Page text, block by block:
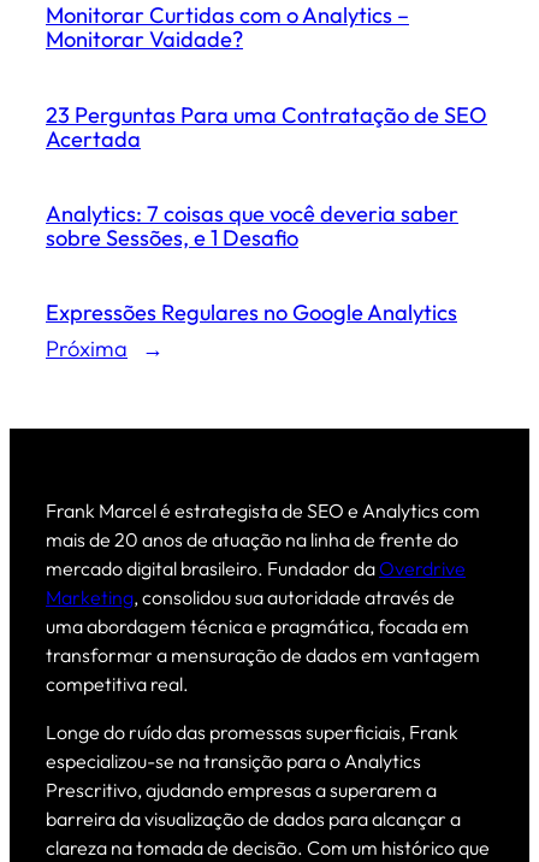
Monitorar Curtidas com o Analytics –
Monitorar Vaidade?
23 Perguntas Para uma Contratação de SEO
Acertada
Analytics: 7 coisas que você deveria saber
sobre Sessões, e 1 Desafio
Expressões Regulares no Google Analytics
Próxima
→
Frank Marcel é estrategista de SEO e Analytics com
mais de 20 anos de atuação na linha de frente do
mercado digital brasileiro. Fundador daOverdrive
Marketing, consolidou sua autoridade através de
uma abordagem técnica e pragmática, focada em
transformar a mensuração de dados em vantagem
competitiva real.
Longe do ruído das promessas superficiais, Frank
especializou-se na transição para o Analytics
Prescritivo, ajudando empresas a superarem a
barreira da visualização de dados para alcançar a
clareza na tomada de decisão. Com um histórico que